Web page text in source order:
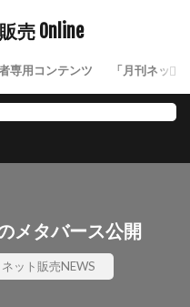
専用コンテンツ 「月刊ネット
メタバース公開
ネット販売NEWS